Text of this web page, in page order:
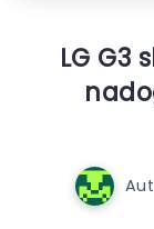
LG G3